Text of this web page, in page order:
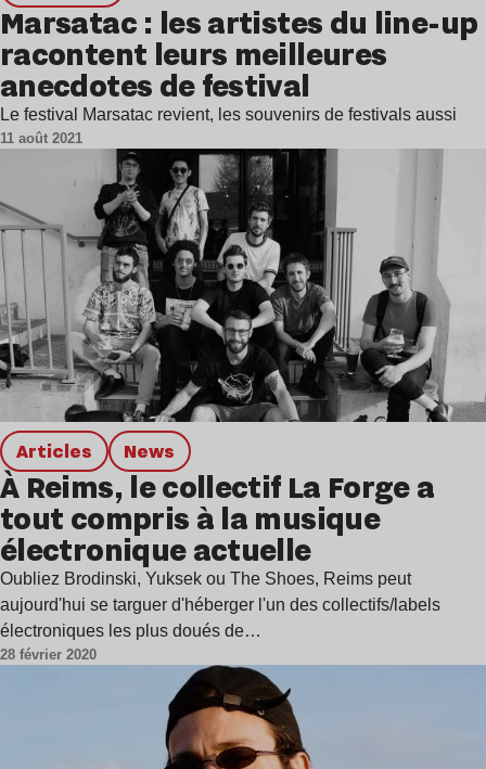
Marsatac : les artistes du line-up
racontent leurs meilleures
anecdotes de festival
Le festival Marsatac revient, les souvenirs de festivals aussi
11 août 2021
Articles news
À Reims, le collectif La Forge a
tout compris à la musique
électronique actuelle
Oubliez Brodinski, Yuksek ou The Shoes, Reims peut
aujourd'hui se targuer d'héberger l'un des collectifs/labels
électroniques les plus doués de…
28 février 2020